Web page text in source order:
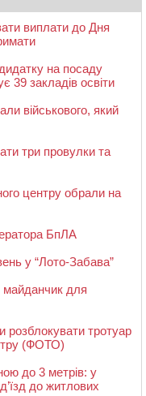
виплати до Дня
на посаду
39 закладів освіти
військового, який
три провулки та
центру обрали на
БпЛА
у “Лото-Забава”
майданчик для
розблокувати тротуар
(ФОТО)
до 3 метрів: у
до житлових